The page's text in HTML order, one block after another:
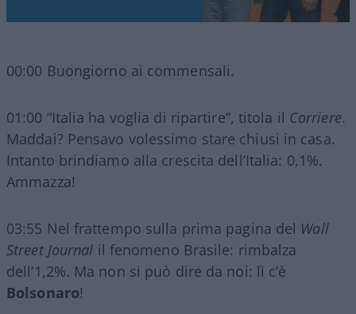
00:00 Buongiorno ai commensali.
01:00 “Italia ha voglia di ripartire”, titola il Corriere.
Maddai? Pensavo volessimo stare chiusi in casa.
Intanto brindiamo alla crescita dell’Italia: 0,1%.
Ammazza!
03:55 Nel frattempo sulla prima pagina del Wall
Street Journal il fenomeno Brasile: rimbalza
dell’1,2%. Ma non si può dire da noi: lì c’è
Bolsonaro!